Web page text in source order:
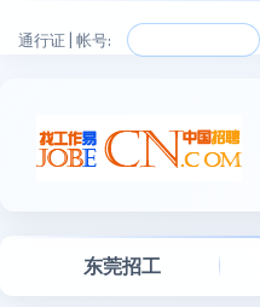
通行证 | 帐号:
东莞招工